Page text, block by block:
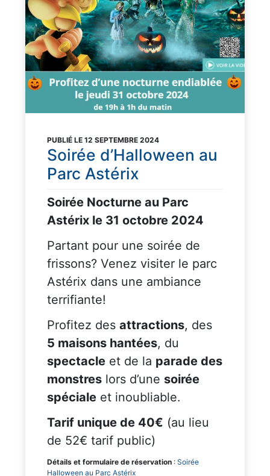
PUBLIÉ LE 12 SEPTEMBRE 2024
Soirée d’Halloween au
Parc Astérix
Soirée Nocturne au Parc
Astérix le 31 octobre 2024
Partant pour une soirée de
frissons? Venez visiter le parc
Astérix dans une ambiance
terrifiante!
Profitez des attractions, des
5 maisons hantées, du
spectacle et de la parade des
monstres lors d’une soirée
spéciale et inoubliable.
Tarif unique de 40€ (au lieu
de 52€ tarif public)
Détails et formulaire de réservation : Soirée
Halloween au Parc Astérix